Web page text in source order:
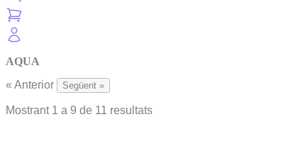
AQUA
« Anterior
Següent »
Mostrant 1 a 9 de 11 resultats